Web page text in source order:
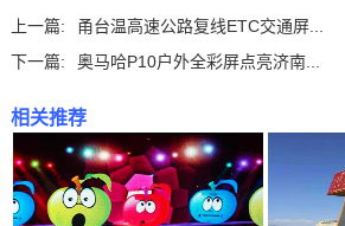
上一篇:
甬台温高速公路复线ETC交通屏...
下一篇:
奥马哈P10户外全彩屏点亮济南...
相关推荐